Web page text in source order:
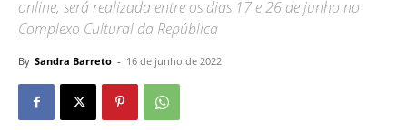
online, será realizada entre os dias 17 e 26 de junho no
Complexo Cultural da República
By Sandra Barreto - 16 de junho de 2022